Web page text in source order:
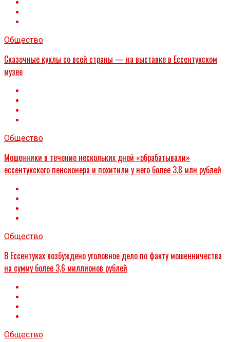
Общество
Сказочные куклы со всей страны — на выставке в Ессентукском
музее
Общество
Мошенники в течение нескольких дней «обрабатывали»
ессентукского пенсионера и похитили у него более 3,8 млн рублей
Общество
В Ессентуках возбуждено уголовное дело по факту мошенничества
на сумму более 3,6 миллионов рублей
Общество